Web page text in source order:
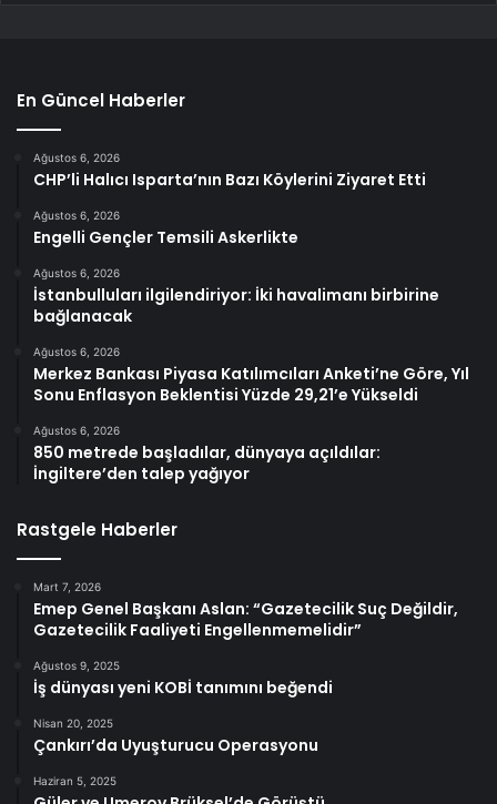
En Güncel Haberler
Ağustos 6, 2026
CHP’li Halıcı Isparta’nın Bazı Köylerini Ziyaret Etti
Ağustos 6, 2026
Engelli Gençler Temsili Askerlikte
Ağustos 6, 2026
İstanbulluları ilgilendiriyor: İki havalimanı birbirine
bağlanacak
Ağustos 6, 2026
Merkez Bankası Piyasa Katılımcıları Anketi’ne Göre, Yıl
Sonu Enflasyon Beklentisi Yüzde 29,21’e Yükseldi
Ağustos 6, 2026
850 metrede başladılar, dünyaya açıldılar:
İngiltere’den talep yağıyor
Rastgele Haberler
Mart 7, 2026
Emep Genel Başkanı Aslan: “Gazetecilik Suç Değildir,
Gazetecilik Faaliyeti Engellenmemelidir”
Ağustos 9, 2025
İş dünyası yeni KOBİ tanımını beğendi
Nisan 20, 2025
Çankırı’da Uyuşturucu Operasyonu
Haziran 5, 2025